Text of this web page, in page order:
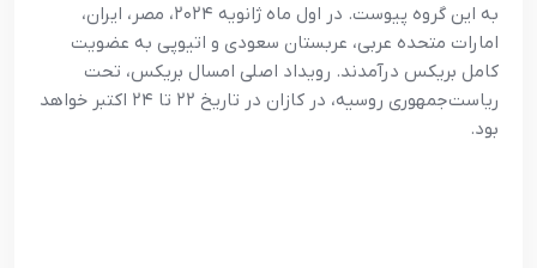
به این گروه پیوست. در اول ماه ژانویه ۲۰۲۴، مصر، ایران،
امارات متحده عربی، عربستان سعودی و اتیوپی به عضویت
کامل بریکس درآمدند. رویداد اصلی امسال بریکس، تحت
ریاست‌جمهوری روسیه، در کازان در تاریخ ۲۲ تا ۲۴ اکتبر خواهد
بود.